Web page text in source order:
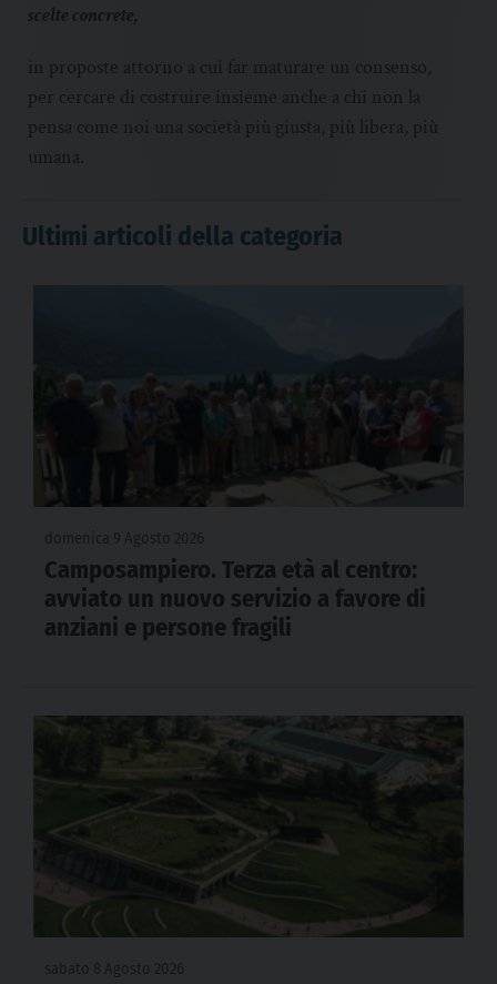
scelte concrete,
in proposte attorno a cui far maturare un consenso,
per cercare di costruire insieme anche a chi non la
pensa come noi una società più giusta, più libera, più
umana.
Ultimi articoli della categoria
Camposampiero. Terza età al centro:
avviato un nuovo servizio a favore di
anziani e persone fragili